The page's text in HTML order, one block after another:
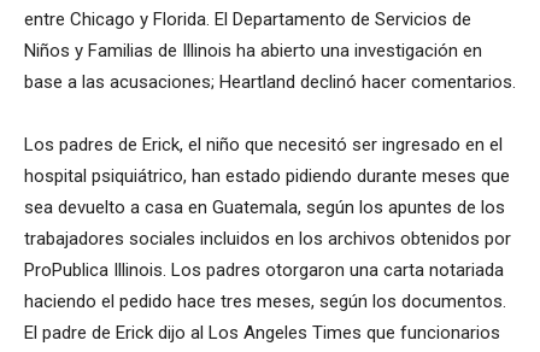
entre Chicago y Florida. El Departamento de Servicios de
Niños y Familias de Illinois ha abierto una investigación en
base a las acusaciones; Heartland declinó hacer comentarios.
Los padres de Erick, el niño que necesitó ser ingresado en el
hospital psiquiátrico, han estado pidiendo durante meses que
sea devuelto a casa en Guatemala, según los apuntes de los
trabajadores sociales incluidos en los archivos obtenidos por
ProPublica Illinois. Los padres otorgaron una carta notariada
haciendo el pedido hace tres meses, según los documentos.
El padre de Erick dijo al Los Angeles Times que funcionarios